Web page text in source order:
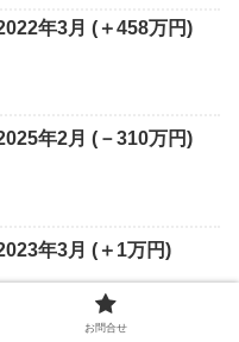
年3月 (＋458万円)
年2月 (－310万円)
年3月 (＋1万円)
お問合せ